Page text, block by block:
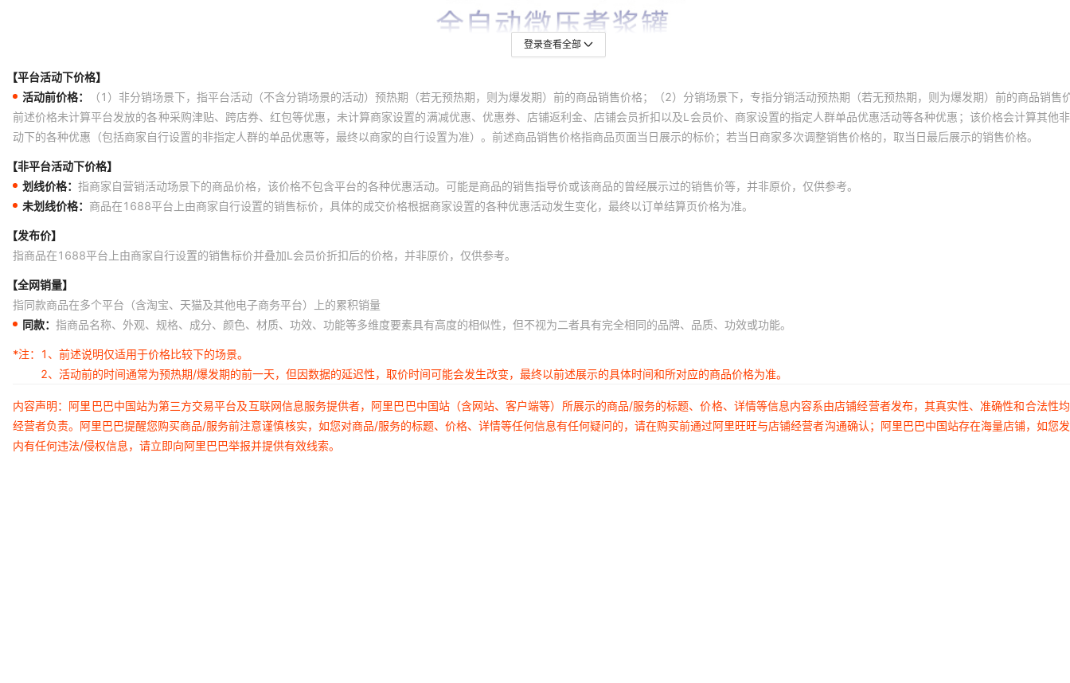
登录查看全部
【平台活动下价格】
活动前价格：
（1）非分销场景下，指平台活动（不含分销场景的活动）预热期（若无预热期，则为爆发期）前的商品销售价格；（2）分销场景下，专指分销活动预热期（若无预热期，则为爆发期）前的商品销售
前述价格未计算平台发放的各种采购津贴、跨店券、红包等优惠，未计算商家设置的满减优惠、优惠券、店铺返利金、店铺会员折扣以及L会员价、商家设置的指定人群单品优惠活动等各种优惠；该价格会计算其他
动下的各种优惠（包括商家自行设置的非指定人群的单品优惠等，最终以商家的自行设置为准）。前述商品销售价格指商品页面当日展示的标价；若当日商家多次调整销售价格的，取当日最后展示的销售价格。
【非平台活动下价格】
划线价格： 指商家自营销活动场景下的商品价格，该价格不包含平台的各种优惠活动。可能是商品的销售指导价或该商品的曾经展示过的销售价等，并非原价，仅供参考。
未划线价格： 商品在1688平台上由商家自行设置的销售标价，具体的成交价格根据商家设置的各种优惠活动发生变化，最终以订单结算页价格为准。
【发布价】
指商品在1688平台上由商家自行设置的销售标价并叠加L会员价折扣后的价格，并非原价，仅供参考。
【全网销量】
指同款商品在多个平台（含淘宝、天猫及其他电子商务平台）上的累积销量
同款： 指商品名称、外观、规格、成分、颜色、材质、功效、功能等多维度要素具有高度的相似性，但不视为二者具有完全相同的品牌、品质、功效或功能。
*注：
1、前述说明仅适用于价格比较下的场景。
2、活动前的时间通常为预热期/爆发期的前一天，但因数据的延迟性，取价时间可能会发生改变，最终以前述展示的具体时间和所对应的商品价格为准。
内容声明：阿里巴巴中国站为第三方交易平台及互联网信息服务提供者，阿里巴巴中国站（含网站、客户端等）所展示的商品/服务的标题、价格、详情等信息内容系由店铺经营者发布，其真实性、准确性和合法性
经营者负责。阿里巴巴提醒您购买商品/服务前注意谨慎核实，如您对商品/服务的标题、价格、详情等任何信息有任何疑问的，请在购买前通过阿里旺旺与店铺经营者沟通确认；阿里巴巴中国站存在海量店铺，如您
内有任何违法/侵权信息，请立即向阿里巴巴举报并提供有效线索。